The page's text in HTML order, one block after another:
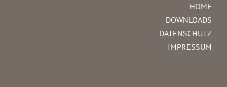
HOME
DOWNLOADS
DATENSCHUTZ
IMPRESSUM